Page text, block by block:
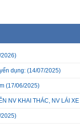
dụng: (14/07/2025)
(17/06/2025)
NV KHAI THÁC, NV LÁI